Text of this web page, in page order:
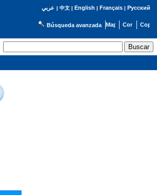
عربي | 中文| English | Français| Русский
Búsqueda avanzada